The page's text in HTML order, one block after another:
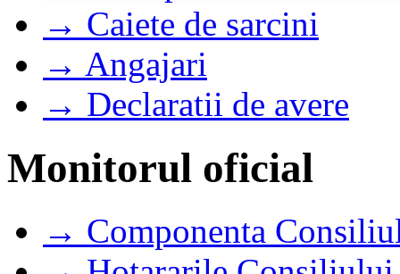
→ Caiete de sarcini
→ Angajari
→ Declaratii de avere
Monitorul oficial
→ Componenta